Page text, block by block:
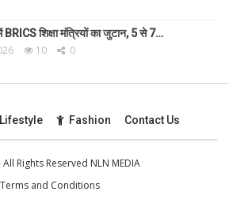
BRICS शिक्षा मंत्रियों का जुटान, 5 से 7…
10 0
Lifestyle Fashion Contact Us
Rights Reserved NLN MEDIA
Terms and Conditions